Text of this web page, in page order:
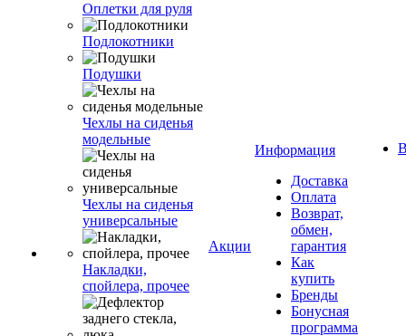
Оплетки для руля
Подлокотники
Подушки
Чехлы на сиденья
модельные
Чехлы на сиденья
универсальные
Накладки,
спойлера, прочее
Акции
Информация
Доставка
Оплата
Возврат,
обмен,
гарантия
Как
купить
Бренды
Бонусная
программа